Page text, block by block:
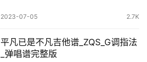
2023-07-05 2.7K
平凡已是不凡吉他谱_ZQS_G调指法
_弹唱谱完整版